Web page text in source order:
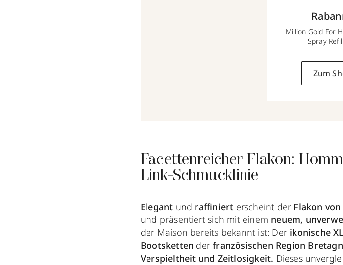
Million Gold For
Spray
Zum
Facettenreicher Flakon:
Link-Schmucklinie
Elegant und raffiniert erscheint der Flakon von
und präsentiert sich mit einem neuem,
der Maison bereits bekannt ist: Der ikonische
Bootsketten derfranzösischen Region
Verspieltheit und Zeitlosigkeit. Dieses